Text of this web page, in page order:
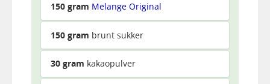
150 gram Melange Original
150 gram brunt sukker
30 gram kakaopulver